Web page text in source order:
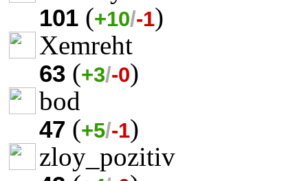
101 (+10/-1)
Xemreht
63 (+3/-0)
bod
47 (+5/-1)
zloy_pozitiv